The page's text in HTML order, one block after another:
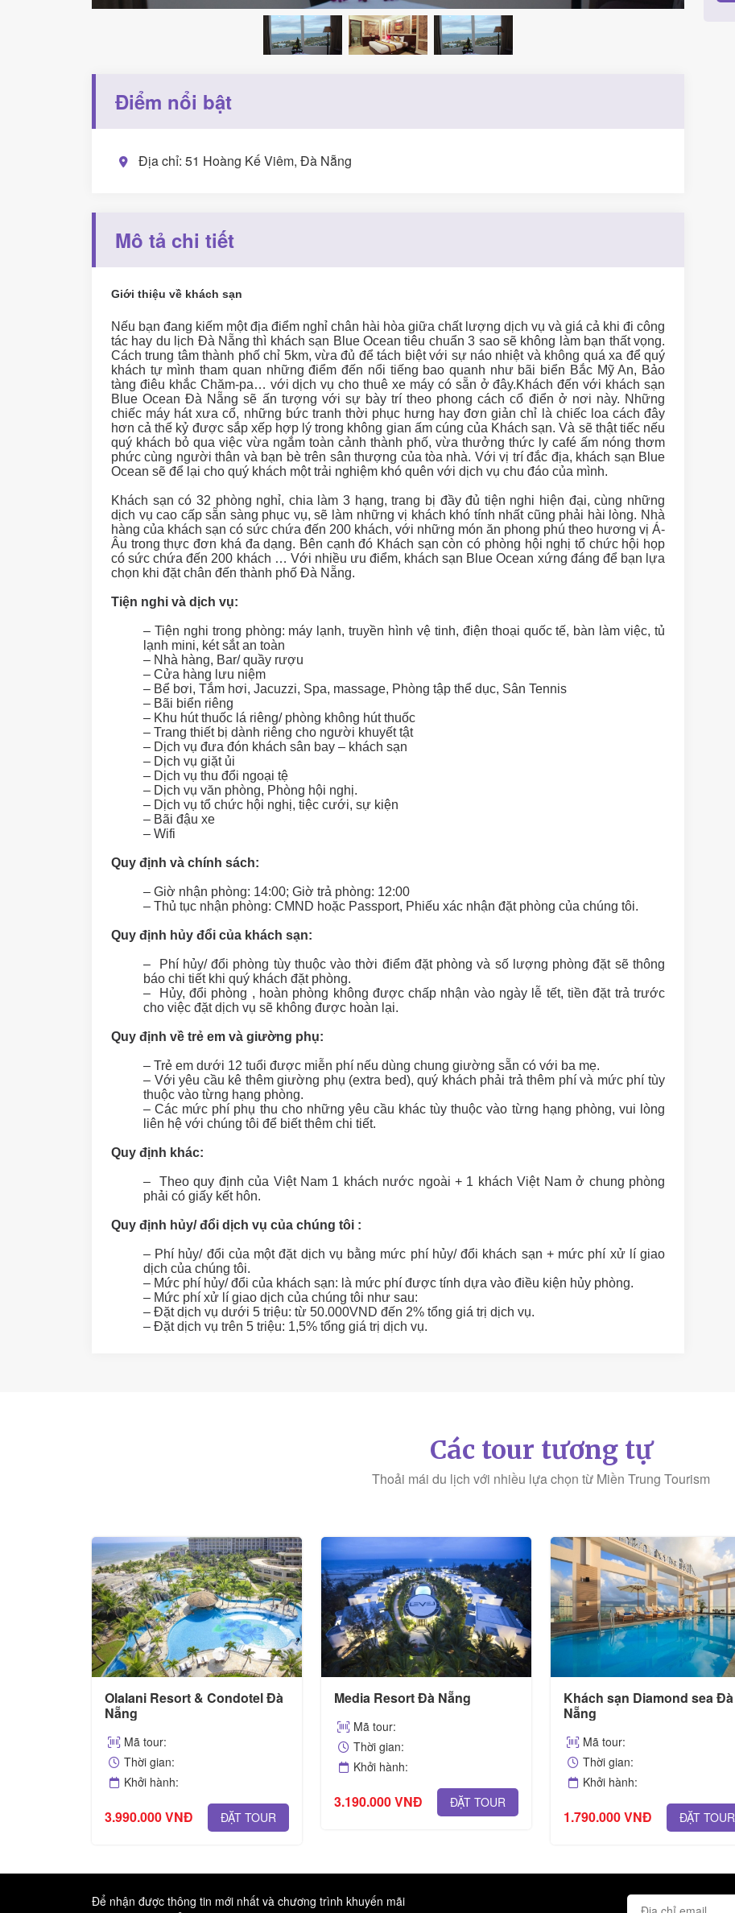
Điểm nổi bật
Địa chỉ: 51 Hoàng Kế Viêm, Đà Nẵng
Mô tả chi tiết
Giới thiệu về khách sạn
Nếu bạn đang kiếm một địa điểm nghỉ chân hài hòa giữa chất lượng dịch vụ và giá cả khi đi công
tác hay du lịch Đà Nẵng thì khách sạn Blue Ocean tiêu chuẩn 3 sao sẽ không làm bạn thất vọng.
Cách trung tâm thành phố chỉ 5km, vừa đủ để tách biệt với sự náo nhiệt và không quá xa để quý
khách tự mình tham quan những điểm đến nổi tiếng bao quanh như bãi biển Bắc Mỹ An, Bảo
tàng điêu khắc Chăm-pa… với dịch vụ cho thuê xe máy có sẵn ở đây.Khách đến với khách sạn
Blue Ocean Đà Nẵng sẽ ấn tượng với sự bày trí theo phong cách cổ điển ở nơi này. Những
chiếc máy hát xưa cổ, những bức tranh thời phục hưng hay đơn giản chỉ là chiếc loa cách đây
hơn cả thế kỷ được sắp xếp hợp lý trong không gian ấm cúng của Khách sạn. Và sẽ thật tiếc nếu
quý khách bỏ qua việc vừa ngắm toàn cảnh thành phố, vừa thưởng thức ly café ấm nóng thơm
phức cùng người thân và bạn bè trên sân thượng của tòa nhà. Với vị trí đắc địa, khách sạn Blue
Ocean sẽ để lại cho quý khách một trải nghiệm khó quên với dịch vụ chu đáo của mình.
Khách sạn có 32 phòng nghỉ, chia làm 3 hạng, trang bị đầy đủ tiện nghi hiện đại, cùng những
dịch vụ cao cấp sẵn sàng phục vụ, sẽ làm những vị khách khó tính nhất cũng phải hài lòng. Nhà
hàng của khách sạn có sức chứa đến 200 khách, với những món ăn phong phú theo hương vị Á-
Âu trong thực đơn khá đa dạng. Bên cạnh đó Khách sạn còn có phòng hội nghị tổ chức hội họp
có sức chứa đến 200 khách … Với nhiều ưu điểm, khách sạn Blue Ocean xứng đáng để bạn lựa
chọn khi đặt chân đến thành phố Đà Nẵng.
Tiện nghi và dịch vụ:
– Tiện nghi trong phòng: máy lạnh, truyền hình vệ tinh, điện thoại quốc tế, bàn làm việc, tủ
lạnh mini, két sắt an toàn
– Nhà hàng, Bar/ quầy rượu
– Cửa hàng lưu niệm
– Bể bơi, Tắm hơi, Jacuzzi, Spa, massage, Phòng tập thể dục, Sân Tennis
– Bãi biển riêng
– Khu hút thuốc lá riêng/ phòng không hút thuốc
– Trang thiết bị dành riêng cho người khuyết tật
– Dịch vụ đưa đón khách sân bay – khách sạn
– Dịch vụ giặt ủi
– Dịch vụ thu đổi ngoại tệ
– Dịch vụ văn phòng, Phòng hội nghị.
– Dịch vụ tổ chức hội nghị, tiệc cưới, sự kiện
– Bãi đậu xe
– Wifi
Quy định và chính sách:
– Giờ nhận phòng: 14:00; Giờ trả phòng: 12:00
– Thủ tục nhận phòng: CMND hoặc Passport, Phiếu xác nhận đặt phòng của chúng tôi.
Quy định hủy đổi của khách sạn:
– Phí hủy/ đổi phòng tùy thuộc vào thời điểm đặt phòng và số lượng phòng đặt sẽ thông
báo chi tiết khi quý khách đặt phòng.
– Hủy, đổi phòng , hoàn phòng không được chấp nhận vào ngày lễ tết, tiền đặt trả trước
cho việc đặt dịch vụ sẽ không được hoàn lại.
Quy định về trẻ em và giường phụ:
– Trẻ em dưới 12 tuổi được miễn phí nếu dùng chung giường sẵn có với ba mẹ.
– Với yêu cầu kê thêm giường phụ (extra bed), quý khách phải trả thêm phí và mức phí tùy
thuộc vào từng hạng phòng.
– Các mức phí phụ thu cho những yêu cầu khác tùy thuộc vào từng hạng phòng, vui lòng
liên hệ với chúng tôi để biết thêm chi tiết.
Quy định khác:
– Theo quy định của Việt Nam 1 khách nước ngoài + 1 khách Việt Nam ở chung phòng
phải có giấy kết hôn.
Quy định hủy/ đổi dịch vụ của chúng tôi :
– Phí hủy/ đổi của một đặt dịch vụ bằng mức phí hủy/ đổi khách sạn + mức phí xử lí giao
dịch của chúng tôi.
– Mức phí hủy/ đổi của khách sạn: là mức phí được tính dựa vào điều kiện hủy phòng.
– Mức phí xử lí giao dịch của chúng tôi như sau:
– Đặt dịch vụ dưới 5 triệu: từ 50.000VND đến 2% tổng giá trị dịch vụ.
– Đặt dịch vụ trên 5 triệu: 1,5% tổng giá trị dịch vụ.
Các tour tương tự
Thoải mái du lịch với nhiều lựa chọn từ Miền Trung Tourism
Olalani Resort & Condotel Đà
Nẵng
Mã tour:
Thời gian:
Khởi hành:
3.990.000 VNĐ ĐẶT TOUR
Media Resort Đà Nẵng
Mã tour:
Thời gian:
Khởi hành:
3.190.000 VNĐ ĐẶT TOUR
Khách sạn Diamond sea Đà
Nẵng
Mã tour:
Thời gian:
Khởi hành:
1.790.000 VNĐ ĐẶT TOUR
Để nhận được thông tin mới nhất và chương trình khuyến mãi